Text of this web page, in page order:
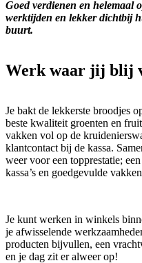
Goed verdienen en helemaal
werktijden en lekker dichtbij
buurt.
Werk waar jij blij
Je bakt de lekkerste broodjes
beste kwaliteit groenten en
vakken vol op de
klantcontact bij de kassa.
weer voor een topprestatie;
kassa’s en goedgevulde
Je kunt werken in winkels
je afwisselende
producten bijvullen, een
en je dag zit er alweer op!